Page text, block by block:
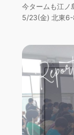
今タームも江ノ
5/23(金) 北東